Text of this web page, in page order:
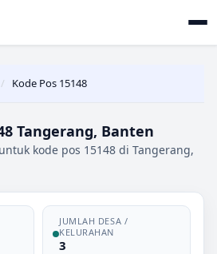
/ Kode Pos 15148
Tangerang, Banten
kode pos 15148 di Tangerang,
JUMLAH DESA /
KELURAHAN
3